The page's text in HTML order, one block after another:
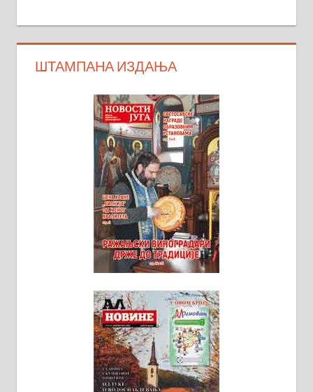
ШТАМПАНА ИЗДАЊА